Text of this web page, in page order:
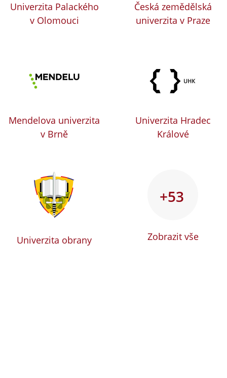
Univerzita Palackého
v Olomouci
Česká zemědělská
univerzita v Praze
Mendelova univerzita
v Brně
Univerzita Hradec
Králové
Univerzita obrany
+53
Zobrazit vše